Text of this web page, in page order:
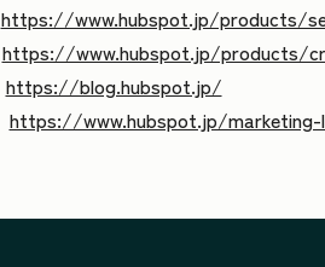
https://www.hubspot.jp/products/
https://www.hubspot.jp/products/
https://blog.hubspot.jp/
https://www.hubspot.jp/marketing-